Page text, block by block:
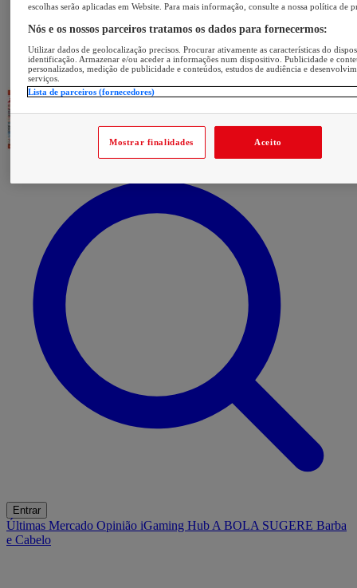
Entrar
Últimas Mercado Opinião iGaming Hub A BOLA SUGERE Barba
e Cabelo
escolhas serão aplicadas em Website. Para mais informação, consulte a nossa política de
Nós e os nossos parceiros tratamos os dados para fornecermos:
Utilizar dados de geolocalização precisos. Procurar ativamente as características do
identificação. Armazenar e/ou aceder a informações num dispositivo. Publicidade e
personalizados, medição de publicidade e conteúdos, estudos de audiência e
serviços.
Lista de parceiros (fornecedores)
Mostrar finalidades Aceito